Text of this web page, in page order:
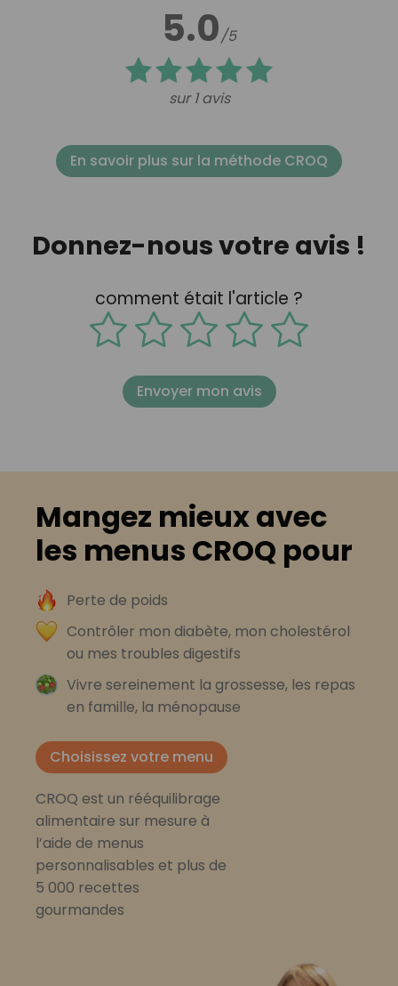
5.0/5
sur 1 avis
En savoir plus sur la méthode CROQ
Donnez-nous votre avis !
comment était l'article ?
Envoyer mon avis
Mangez mieux avec
les menus CROQ pour
Perte de poids
Contrôler mon diabète, mon cholestérol
ou mes troubles digestifs
Vivre sereinement la grossesse, les repas
en famille, la ménopause
Choisissez votre menu
CROQ est un rééquilibrage
alimentaire sur mesure à
l’aide de menus
personnalisables et plus de
5 000 recettes
gourmandes